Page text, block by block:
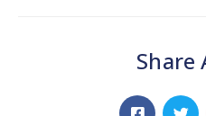
Share